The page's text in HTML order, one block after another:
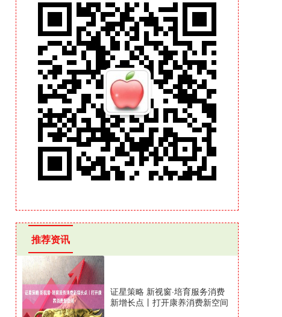
推荐资讯
证星策略 新视窗·培育服务消费
新增长点丨打开康养消费新空间